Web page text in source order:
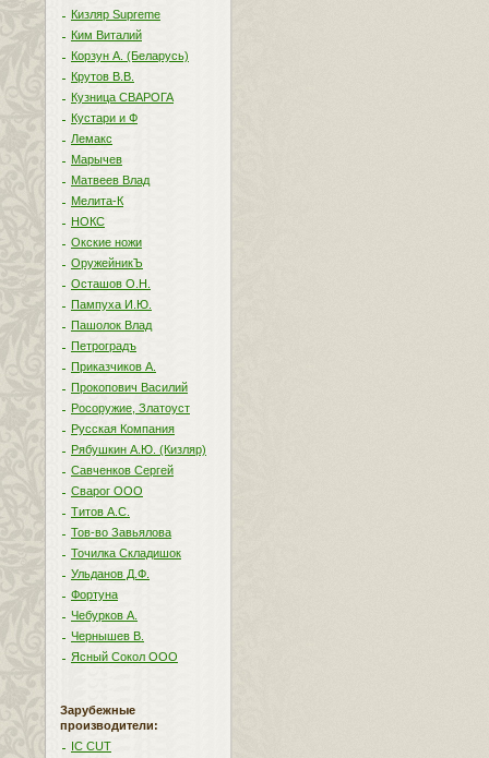
Кизляр Supreme
Ким Виталий
Корзун А. (Беларусь)
Крутов В.В.
Кузница СВАРОГА
Кустари и Ф
Лемакс
Марычев
Матвеев Влад
Мелита-К
НОКС
Окские ножи
ОружейникЪ
Осташов О.Н.
Пампуха И.Ю.
Пашолок Влад
Петроградъ
Приказчиков А.
Прокопович Василий
Росоружие, Златоуст
Русская Компания
Рябушкин А.Ю. (Кизляр)
Савченков Сергей
Сварог ООО
Титов А.С.
Тов-во Завьялова
Точилка Складишок
Ульданов Д.Ф.
Фортуна
Чебурков А.
Чернышев В.
Ясный Сокол ООО
Зарубежные
производители:
IC CUT